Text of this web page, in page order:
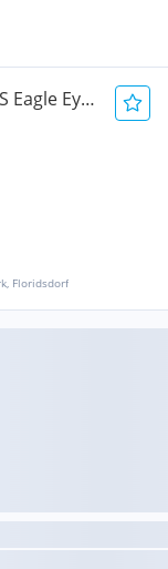
Eagle Eye
Floridsdorf